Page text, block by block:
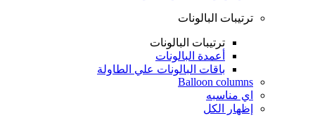
ترتيبات البالونات
ترتيبات البالونات
أعمدة البالونات
باقات البالونات علي الطاولة
Balloon columns
اي مناسبه
إظهار الكل